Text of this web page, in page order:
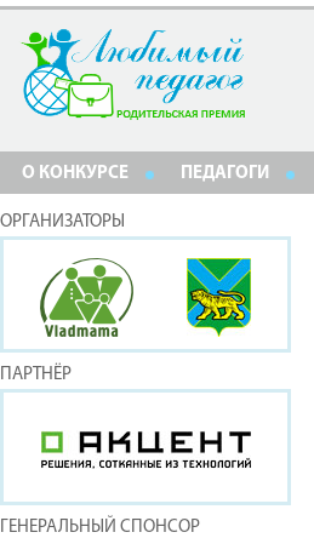
О КОНКУРСЕ ПЕДАГОГИ
ОРГАНИЗАТОРЫ
ПАРТНЁР
ГЕНЕРАЛЬНЫЙ СПОНСОР